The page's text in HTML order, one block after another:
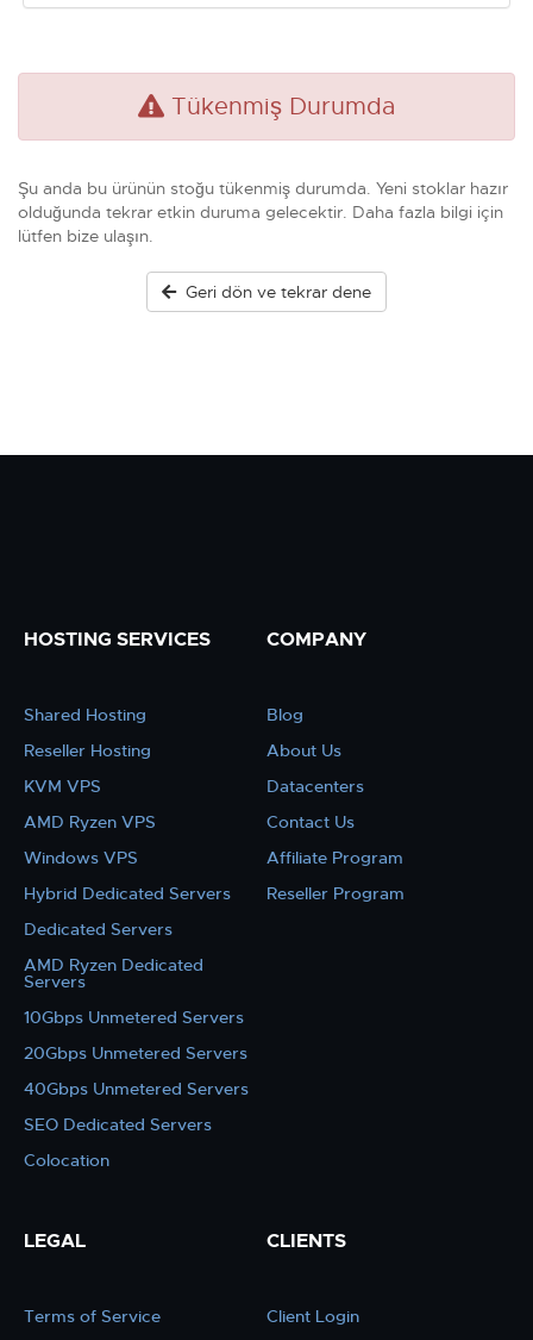
Tükenmiş Durumda
Şu anda bu ürünün stoğu tükenmiş durumda. Yeni stoklar hazır
olduğunda tekrar etkin duruma gelecektir. Daha fazla bilgi için
lütfen bize ulaşın.
Geri dön ve tekrar dene
HOSTING SERVICES
Shared Hosting
Reseller Hosting
KVM VPS
AMD Ryzen VPS
Windows VPS
Hybrid Dedicated Servers
Dedicated Servers
AMD Ryzen Dedicated
Servers
10Gbps Unmetered Servers
20Gbps Unmetered Servers
40Gbps Unmetered Servers
SEO Dedicated Servers
Colocation
COMPANY
Blog
About Us
Datacenters
Contact Us
Affiliate Program
Reseller Program
LEGAL
Terms of Service
CLIENTS
Client Login